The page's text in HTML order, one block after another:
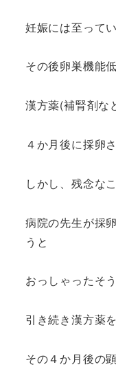
妊娠には至って
その後卵巣機能
漢方薬(補腎剤な
４か月後に採卵
しかし、残念な
病院の先生が採
うと
おっしゃったそう
引き続き漢方薬
その４か月後の